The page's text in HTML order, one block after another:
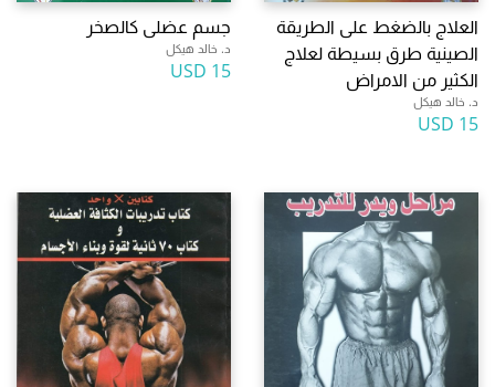
العلاج بالضغط على الطريقة
الصينية طرق بسيطة لعلاج
الكثير من الامراض
د. خالد هيكل
15 USD
جسم عضلى كالصخر
د. خالد هيكل
15 USD